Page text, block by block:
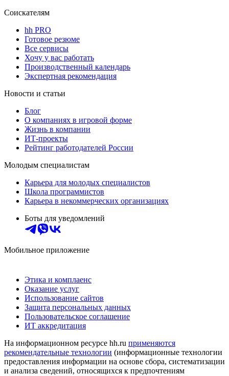
Соискателям
hh PRO
Готовое резюме
Все сервисы
Хочу у вас работать
Производственный календарь
Экспертная рекомендация
Новости и статьи
Блог
О компаниях в игровой форме
Жизнь в компании
ИТ-проекты
Рейтинг работодателей России
Молодым специалистам
Карьера для молодых специалистов
Школа программистов
Карьера в некоммерческих организациях
Боты для уведомлений
Мобильное приложение
Этика и комплаенс
Оказание услуг
Использование сайтов
Защита персональных данных
Пользовательское соглашение
ИТ аккредитация
На информационном ресурсе hh.ru применяются
рекомендательные технологии (информационные технологии
предоставления информации на основе сбора, систематизации
и анализа сведений, относящихся к предпочтениям